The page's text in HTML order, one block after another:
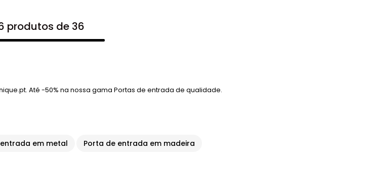
produtos de 36
Até -50% na nossa gama Portas de entrada de qualidade.
em metal Porta de entrada em madeira